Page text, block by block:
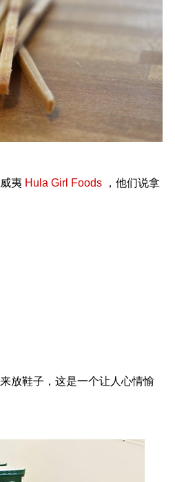
夷 Hula Girl Foods，他们说拿
放鞋子，这是一个让人心情愉